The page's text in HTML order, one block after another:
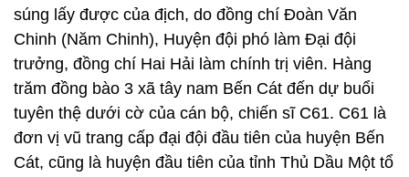
súng lấy được của địch, do đồng chí Đoàn Văn
Chinh (Năm Chinh), Huyện đội phó làm Đại đội
trưởng, đồng chí Hai Hải làm chính trị viên. Hàng
trăm đồng bào 3 xã tây nam Bến Cát đến dự buổi
tuyên thệ dưới cờ của cán bộ, chiến sĩ C61. C61 là
đơn vị vũ trang cấp đại đội đầu tiên của huyện Bến
Cát, cũng là huyện đầu tiên của tỉnh Thủ Dầu Một tổ